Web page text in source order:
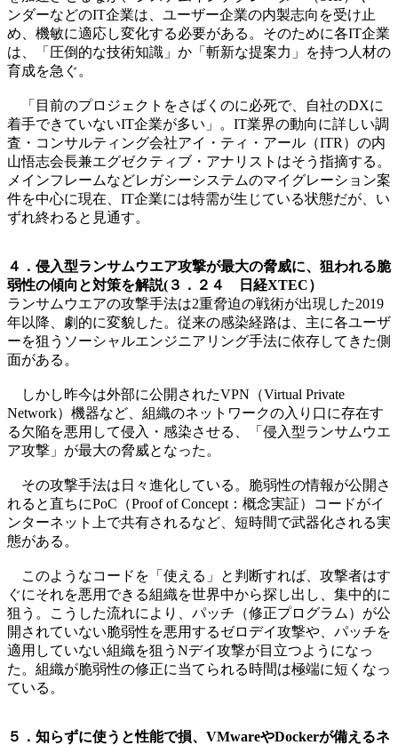
ンダーなどのIT企業は、ユーザー企業の内製志向を受け止
め、機敏に適応し変化する必要がある。そのために各IT企業
は、「圧倒的な技術知識」か「斬新な提案力」を持つ人材の
育成を急ぐ。
「目前のプロジェクトをさばくのに必死で、自社のDXに
着手できていないIT企業が多い」。IT業界の動向に詳しい調
査・コンサルティング会社アイ・ティ・アール（ITR）の内
山悟志会長兼エグゼクティブ・アナリストはそう指摘する。
メインフレームなどレガシーシステムのマイグレーション案
件を中心に現在、IT企業には特需が生じている状態だが、い
ずれ終わると見通す。
４．侵入型ランサムウエア攻撃が最大の脅威に、狙われる脆
弱性の傾向と対策を解説(３．２４ 日経XTEC）
ランサムウエアの攻撃手法は2重脅迫の戦術が出現した2019
年以降、劇的に変貌した。従来の感染経路は、主に各ユーザ
ーを狙うソーシャルエンジニアリング手法に依存してきた側
面がある。
しかし昨今は外部に公開されたVPN（Virtual Private
Network）機器など、組織のネットワークの入り口に存在す
る欠陥を悪用して侵入・感染させる、「侵入型ランサムウエ
ア攻撃」が最大の脅威となった。
その攻撃手法は日々進化している。脆弱性の情報が公開さ
れると直ちにPoC（Proof of Concept：概念実証）コードがイ
ンターネット上で共有されるなど、短時間で武器化される実
態がある。
このようなコードを「使える」と判断すれば、攻撃者はす
ぐにそれを悪用できる組織を世界中から探し出し、集中的に
狙う。こうした流れにより、パッチ（修正プログラム）が公
開されていない脆弱性を悪用するゼロデイ攻撃や、パッチを
適用していない組織を狙うNデイ攻撃が目立つようになっ
た。組織が脆弱性の修正に当てられる時間は極端に短くなっ
ている。
５．知らずに使うと性能で損、VMwareやDockerが備えるネ